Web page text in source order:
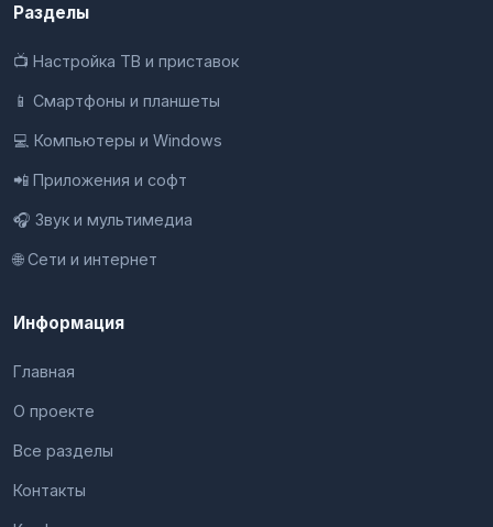
Разделы
📺 Настройка ТВ и приставок
📱 Смартфоны и планшеты
💻 Компьютеры и Windows
📲 Приложения и софт
🎧 Звук и мультимедиа
🌐 Сети и интернет
Информация
Главная
О проекте
Все разделы
Контакты